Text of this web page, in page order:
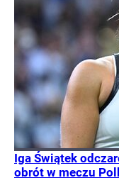
Iga Świątek
obrót w meczu